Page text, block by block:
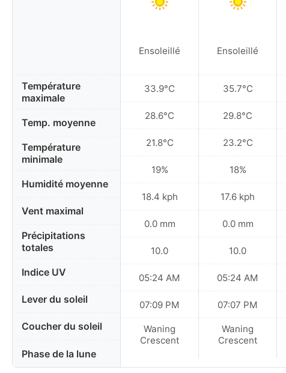
Température
maximale
Temp. moyenne
Température
minimale
Humidité moyenne
Vent maximal
Précipitations
totales
Indice UV
Lever du soleil
Coucher du soleil
Phase de la lune
Ensoleillé
33.9°C
28.6°C
21.8°C
19%
18.4 kph
0.0 mm
10.0
05:24 AM
07:09 PM
Waning
Crescent
Ensoleillé
35.7°C
29.8°C
23.2°C
18%
17.6 kph
0.0 mm
10.0
05:24 AM
07:07 PM
Waning
Crescent